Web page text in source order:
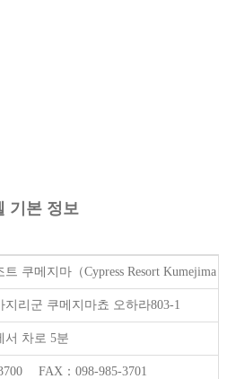
기본 정보
쿠메지마（Cypress Resort Kumejima
지리군 쿠메지마쵸 오하라803-1
서 차로 5분
FAX：098-985-3701